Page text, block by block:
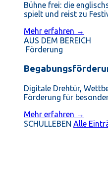
Bühne frei: die
spielt und reist zu
Mehr erfahren →
AUS DEM BEREICH
Förderung
Digitale Drehtür,
Förderung für
Mehr erfahren →
SCHULLEBEN Alle